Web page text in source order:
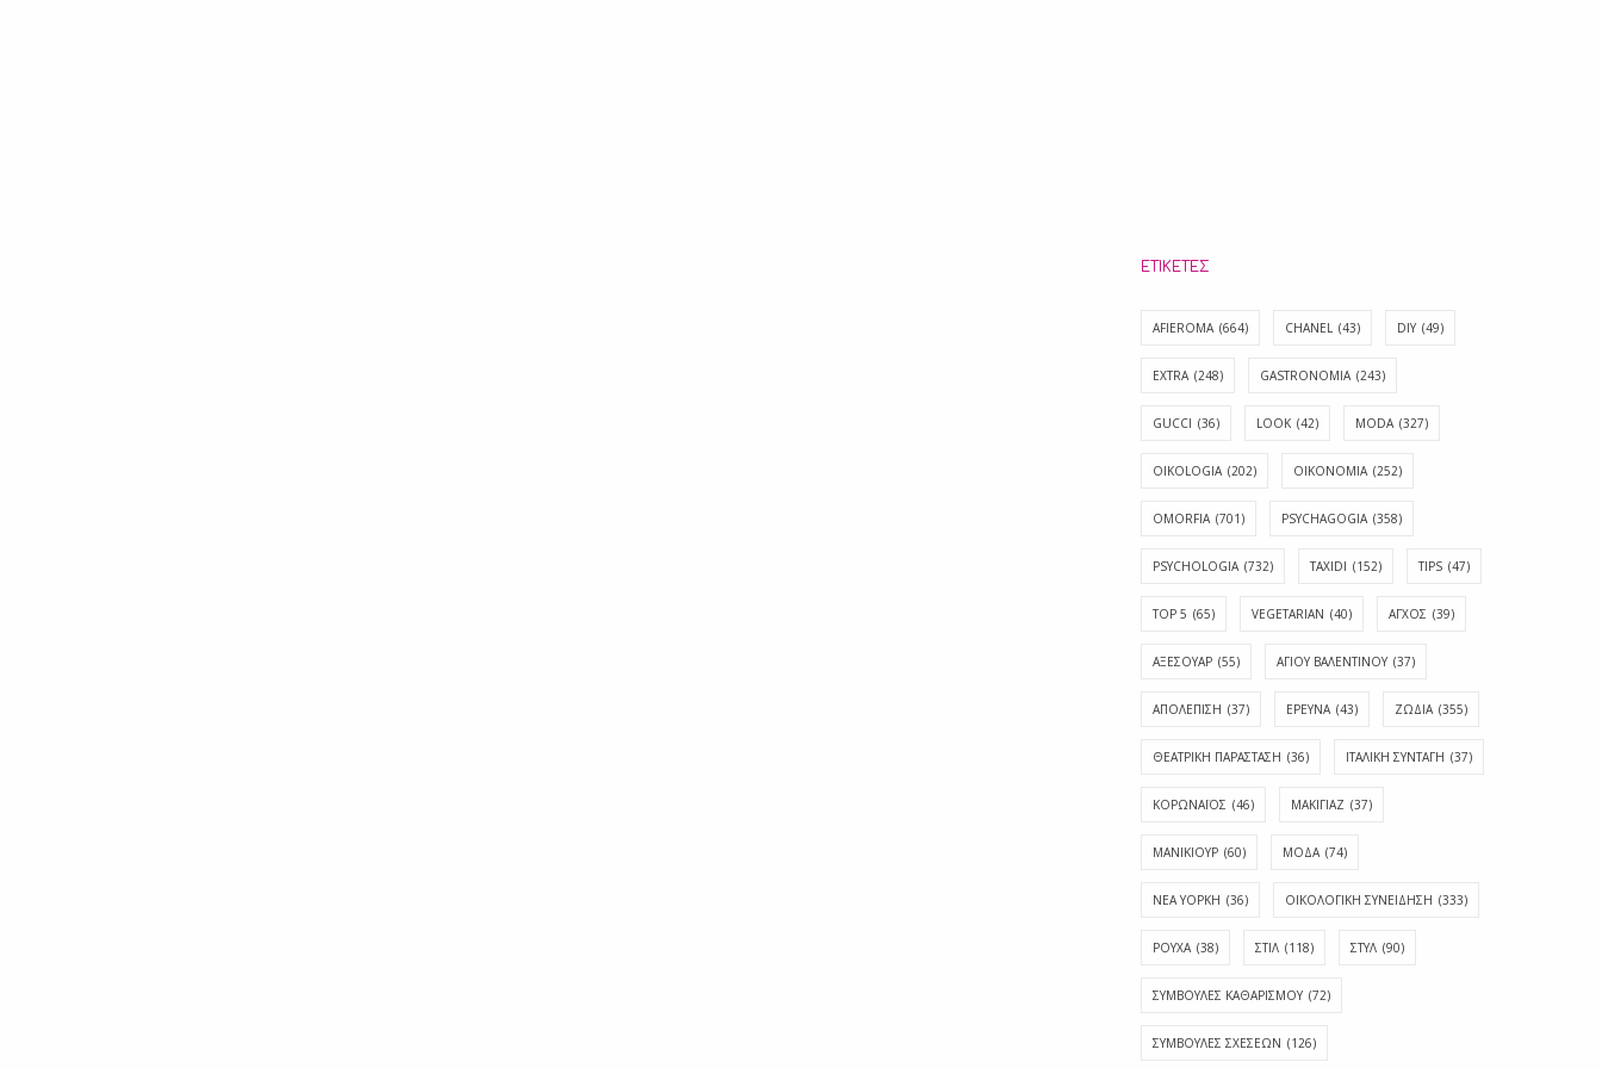
ΕΤΙΚΈΤΕΣ
AFIEROMA (664) CHANEL (43) DIY (49)
EXTRA (248) GASTRONOMIA (243)
GUCCI (36) LOOK (42) MODA (327)
OIKOLOGIA (202) OIKONOMIA (252)
OMORFIA (701) PSYCHAGOGIA (358)
PSYCHOLOGIA (732) TAXIDI (152) TIPS (47)
TOP 5 (65) VEGETARIAN (40) ΑΓΧΟΣ (39)
ΑΞΕΣΟΥΑΡ (55) ΑΓΊΟΥ ΒΑΛΕΝΤΊΝΟΥ (37)
ΑΠΟΛΈΠΙΣΗ (37) ΕΡΕΥΝΑ (43) ΖΩΔΙΑ (355)
ΘΕΑΤΡΙΚΗ ΠΑΡΑΣΤΑΣΗ (36) ΙΤΑΛΙΚΗ ΣΥΝΤΑΓΗ (37)
ΚΟΡΩΝΑΪΟΣ (46) ΜΑΚΙΓΙΑΖ (37)
ΜΑΝΙΚΙΟΥΡ (60) ΜΟΔΑ (74)
ΝΕΑ ΥΟΡΚΗ (36) ΟΙΚΟΛΟΓΙΚΗ ΣΥΝΕΙΔΗΣΗ (333)
ΡΟΥΧΑ (38) ΣΤΙΛ (118) ΣΤΥΛ (90)
ΣΥΜΒΟΥΛΕΣ ΚΑΘΑΡΙΣΜΟΥ (72)
ΣΥΜΒΟΥΛΕΣ ΣΧΕΣΕΩΝ (126)